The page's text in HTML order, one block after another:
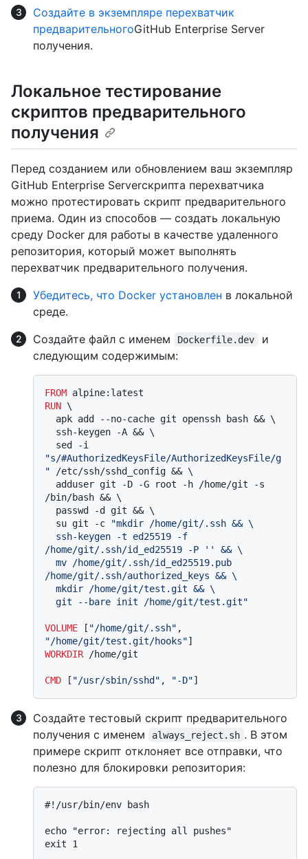
Создайте в экземпляре перехватчик
предварительногоGitHub Enterprise Server
получения.
Локальное тестирование
скриптов предварительного
получения
Перед созданием или обновлением ваш экземпляр
GitHub Enterprise Serverскрипта перехватчика
можно протестировать скрипт предварительного
приема. Один из способов — создать локальную
среду Docker для работы в качестве удаленного
репозитория, который может выполнять
перехватчик предварительного получения.
Убедитесь, что Docker установлен в локальной
среде.
Создайте файл с именем
Dockerfile.dev
и
следующим содержимым:
FROM
RUN \
"s/#AuthorizedKeysFile/AuthorizedKeysFile/g
" /etc/ssh/sshd_config && \
/bin/bash && \
  su git -c
"mkdir /home/git/.ssh && \
/home/git/.ssh/id_ed25519 -P '' && \
/home/git/.ssh/authorized_keys && \
  git --bare init /home/git/test.git"
VOLUME [ "/home/git/.ssh"
"/home/git/test.git/hooks"]
WORKDIR /home/git
CMD [ "/usr/sbin/sshd" , "-D"]
Создайте тестовый скрипт предварительного
получения с именем
always_reject.sh . В этом
примере скрипт отклоняет все отправки, что
полезно для блокировки репозитория:
#!/usr/bin/env bash
echo "error: rejecting all pushes"